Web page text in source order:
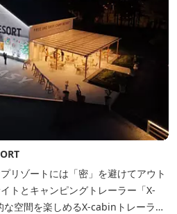
リゾートには「密」を避けてアウト
トとキャンピングトレーラー「X-
空間を楽しめるX-cabinトレーラー